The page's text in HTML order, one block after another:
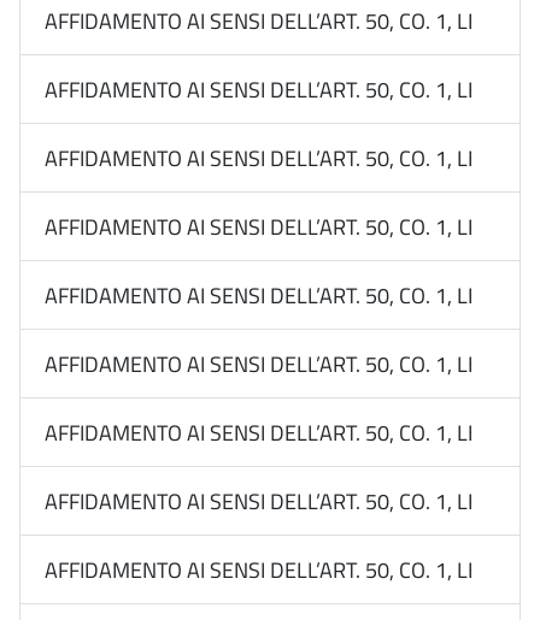
AFFIDAMENTO AI SENSI DELL’ART. 50, CO. 1, LETT.
AFFIDAMENTO AI SENSI DELL’ART. 50, CO. 1, LETT.
AFFIDAMENTO AI SENSI DELL’ART. 50, CO. 1, LETT.
AFFIDAMENTO AI SENSI DELL’ART. 50, CO. 1, LETT.
AFFIDAMENTO AI SENSI DELL’ART. 50, CO. 1, LETT.
AFFIDAMENTO AI SENSI DELL’ART. 50, CO. 1, LETT.
AFFIDAMENTO AI SENSI DELL’ART. 50, CO. 1, LETT.
AFFIDAMENTO AI SENSI DELL’ART. 50, CO. 1, LETT.
AFFIDAMENTO AI SENSI DELL’ART. 50, CO. 1, LETT.